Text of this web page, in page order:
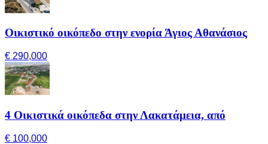
Οικιστικό οικόπεδο στην ενορία Άγιος Αθανάσιος
€ 290,000
4 Οικιστικά οικόπεδα στην Λακατάμεια, από
€ 100,000